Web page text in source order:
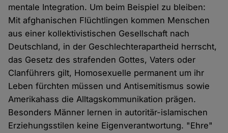
mentale Integration. Um beim Beispiel zu bleiben:
Mit afghanischen Flüchtlingen kommen Menschen
aus einer kollektivistischen Gesellschaft nach
Deutschland, in der Geschlechterapartheid herrscht,
das Gesetz des strafenden Gottes, Vaters oder
Clanführers gilt, Homosexuelle permanent um ihr
Leben fürchten müssen und Antisemitismus sowie
Amerikahass die Alltagskommunikation prägen.
Besonders Männer lernen in autoritär-islamischen
Erziehungsstilen keine Eigenverantwortung. "Ehre"